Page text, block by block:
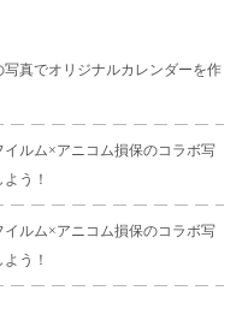
写真でオリジナルカレンダーを作
イルム×アニコム損保のコラボ写
う！
イルム×アニコム損保のコラボ写
う！